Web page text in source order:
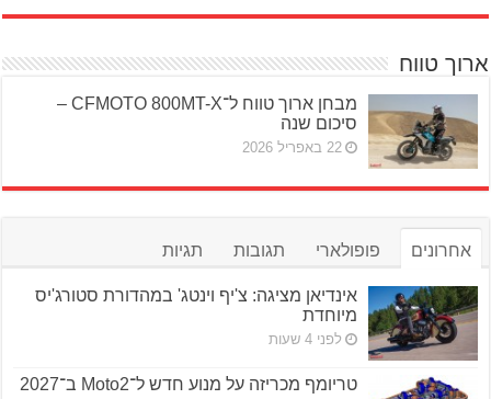
ארוך טווח
מבחן ארוך טווח ל־CFMOTO 800MT-X –
סיכום שנה
22 באפריל 2026
אחרונים פופולארי תגובות תגיות
אינדיאן מציגה: צ'יף וינטג' במהדורת סטורג'יס
מיוחדת
לפני 4 שעות
טריומף מכריזה על מנוע חדש ל־Moto2 ב־2027